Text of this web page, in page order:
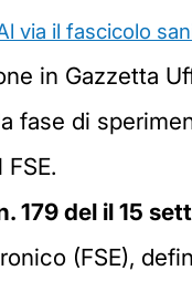
via il fascicolo
in Gazzetta
fase di
179 del il 15
(FSE),